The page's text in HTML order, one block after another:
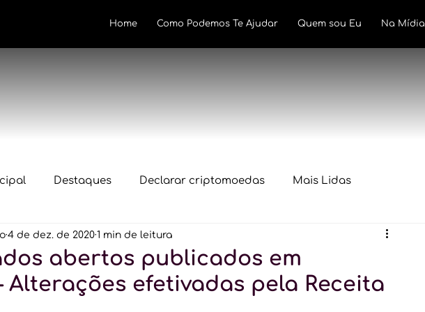
Home Como Podemos Te Ajudar Quem sou Eu Na Mídia
Destaques Declarar criptomoedas Mais Lidas
Declaração IRPF 2024
Declaração IRPF 2026
abertos publicados em
– Alterações efetivadas pela Receita
4 de dez. de 2020 1 min de leitura